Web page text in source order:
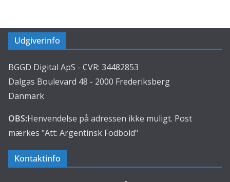
Udgiverinfo
BGGD Digital ApS - CVR: 34482853
Dalgas Boulevard 48 - 2000 Frederiksberg
Danmark
OBS:Henvendelse på adressen ikke muligt. Post
mærkes "Att: Argentinsk Fodbold"
Kontaktinfo